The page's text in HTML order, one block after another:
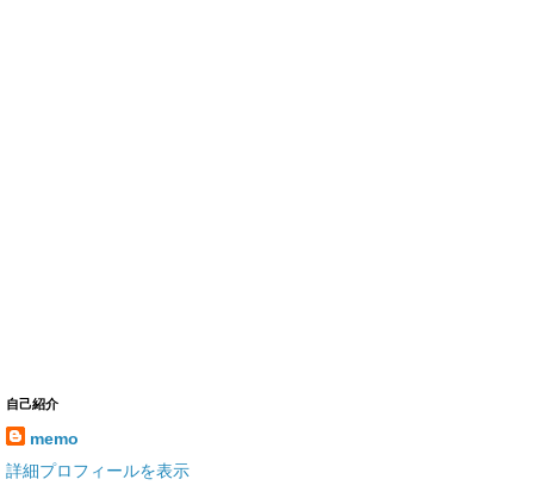
自己紹介
memo
詳細プロフィールを表示